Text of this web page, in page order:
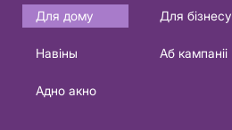
Основная
навигация
Для дому Для бізнесу
Навіны
Аб кампаніі
Адно акно